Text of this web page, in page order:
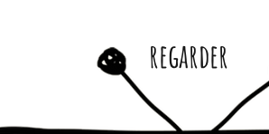
regarder